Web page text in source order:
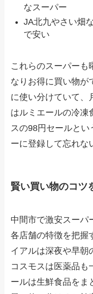
なスーパー
JA北九やさい畑
で安い
これらのスーパーも
なりお得に買い物が
に使い分けていて、
はルミエールの冷凍
スの98円セールと
ーに登録して忘れな
賢い買い物のコツ
中間市で激安スーパ
各店舗の特徴を把握
イアルは深夜や早朝
コスモスは医薬品も
ールは生鮮食品をま